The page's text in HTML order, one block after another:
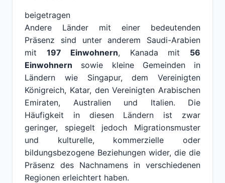
beigetragen
Andere Länder mit einer bedeutenden
Präsenz sind unter anderem Saudi-Arabien
mit 197 Einwohnern, Kanada mit 56
Einwohnern sowie kleine Gemeinden in
Ländern wie Singapur, dem Vereinigten
Königreich, Katar, den Vereinigten Arabischen
Emiraten, Australien und Italien. Die
Häufigkeit in diesen Ländern ist zwar
geringer, spiegelt jedoch Migrationsmuster
und kulturelle, kommerzielle oder
bildungsbezogene Beziehungen wider, die die
Präsenz des Nachnamens in verschiedenen
Regionen erleichtert haben.